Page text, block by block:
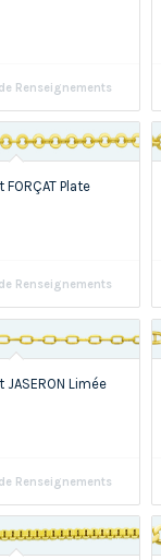
Renseignements
Plate
Renseignements
JASERON Limée
Renseignements